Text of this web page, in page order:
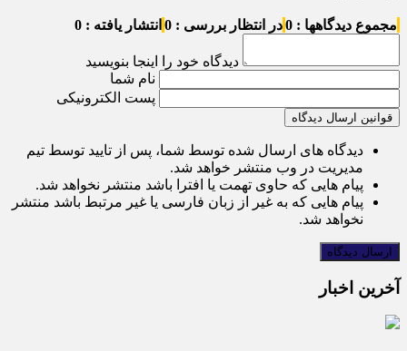
مجموع دیدگاهها : 0 در انتظار بررسی : 0 انتشار یافته : 0
دیدگاه خود را اینجا بنویسید
نام شما
پست الکترونیکی
قوانین ارسال دیدگاه
دیدگاه های ارسال شده توسط شما، پس از تایید توسط تیم
مدیریت در وب منتشر خواهد شد.
پیام هایی که حاوی تهمت یا افترا باشد منتشر نخواهد شد.
پیام هایی که به غیر از زبان فارسی یا غیر مرتبط باشد منتشر
نخواهد شد.
آخرین اخبار